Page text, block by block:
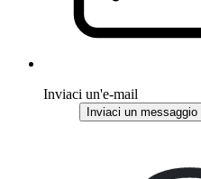
Inviaci un'e-mail
Inviaci un messaggio